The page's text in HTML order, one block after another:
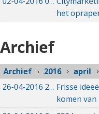
het
Archief
Archief 2016
april
26-04-2016 26-04-2016 15:37
Frisse
komen